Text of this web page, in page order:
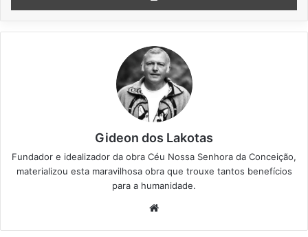
Gideon dos Lakotas
Fundador e idealizador da obra Céu Nossa Senhora da Conceição,
materializou esta maravilhosa obra que trouxe tantos benefícios
para a humanidade.